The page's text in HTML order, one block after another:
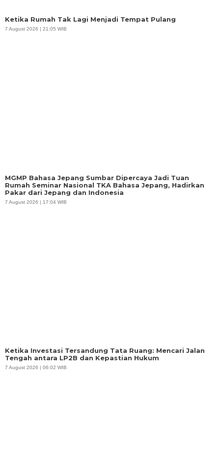
Ketika Rumah Tak Lagi Menjadi Tempat Pulang
7 August 2026 | 21:05 WIB
MGMP Bahasa Jepang Sumbar Dipercaya Jadi Tuan
Rumah Seminar Nasional TKA Bahasa Jepang, Hadirkan
Pakar dari Jepang dan Indonesia
7 August 2026 | 17:04 WIB
Ketika Investasi Tersandung Tata Ruang: Mencari Jalan
Tengah antara LP2B dan Kepastian Hukum
7 August 2026 | 06:02 WIB